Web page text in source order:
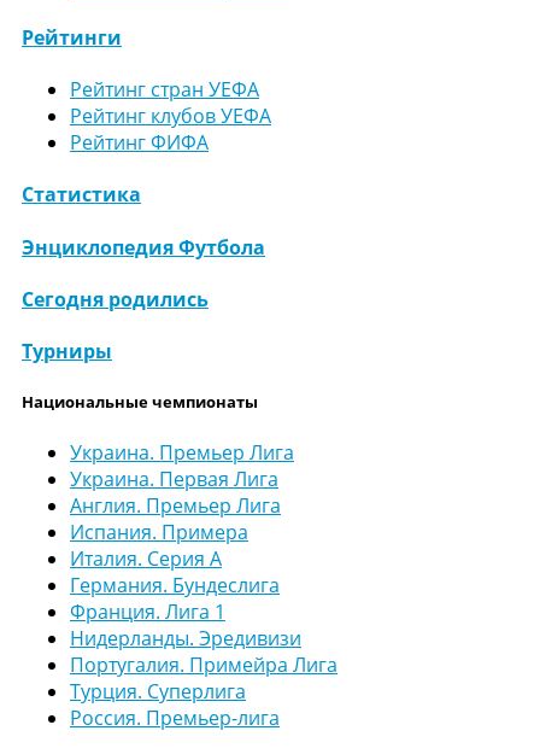
Рейтинги
Рейтинг стран УЕФА
Рейтинг клубов УЕФА
Рейтинг ФИФА
Статистика
Энциклопедия Футбола
Сегодня родились
Турниры
Национальные чемпионаты
Украина. Премьер Лига
Украина. Первая Лига
Англия. Премьер Лига
Испания. Примера
Италия. Серия А
Германия. Бундеслига
Франция. Лига 1
Нидерланды. Эредивизи
Португалия. Примейра Лига
Турция. Суперлига
Россия. Премьер-лига